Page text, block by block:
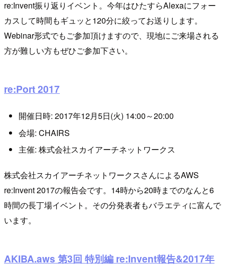
re:Invent振り返りイベント。今年はひたすらAlexaにフォー
カスして時間もギュッと120分に絞ってお送りします。
Webinar形式でもご参加頂けますので、現地にご来場される
方が難しい方もぜひご参加下さい。
re:Port 2017
開催日時: 2017年12月5日(火) 14:00～20:00
会場: CHAIRS
主催: 株式会社スカイアーチネットワークス
株式会社スカイアーチネットワークスさんによるAWS
re:Invent 2017の報告会です。14時から20時までのなんと6
時間の長丁場イベント。その分発表者もバラエティに富んで
います。
AKIBA.aws 第3回 特別編 re:Invent報告&2017年